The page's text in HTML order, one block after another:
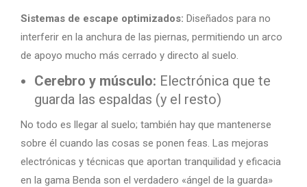
Sistemas de escape optimizados: Diseñados para no
interferir en la anchura de las piernas, permitiendo un arco
de apoyo mucho más cerrado y directo al suelo.
Cerebro y músculo: Electrónica que te
guarda las espaldas (y el resto)
No todo es llegar al suelo; también hay que mantenerse
sobre él cuando las cosas se ponen feas. Las mejoras
electrónicas y técnicas que aportan tranquilidad y eficacia
en la gama Benda son el verdadero «ángel de la guarda»